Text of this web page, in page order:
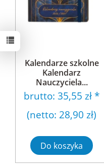
Kalendarze szkolne
Kalendarz
Nauczyciela...
brutto: 35,55 zł *
(netto: 28,90 zł)
Do koszyka